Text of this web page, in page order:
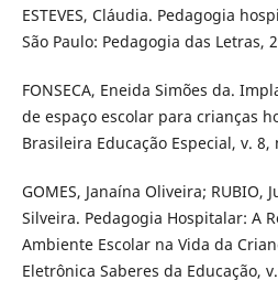
ESTEVES, Cláudia. Pedagogia
São Paulo: Pedagogia das Letras,
FONSECA, Eneida Simões da.
de espaço escolar para crianças
Brasileira Educação Especial, v. 8,
GOMES, Janaína Oliveira; RUBIO,
Silveira. Pedagogia Hospitalar: A
Ambiente Escolar na Vida da
Eletrônica Saberes da Educação,